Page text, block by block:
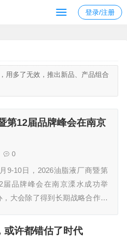
登录/注册
用多了无效，推出新品、产品组合
第12届品牌峰会在南京
0
9-10日，2026油脂液厂商暨第
届品牌峰会在南京溧水成功举
，大会除了得到长期战略合作伙
、江苏汤姆智能装备有限公司的
或许都错估了时代